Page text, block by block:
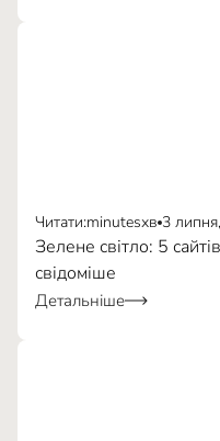
Читати:minutesхв 3
Зелене світло: 5
свідоміше
Детальніше